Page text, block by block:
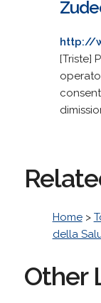
http://
[Triste]
Home>
della
Other